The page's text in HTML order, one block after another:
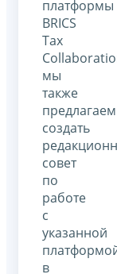
платформы
BRICS
Tax
мы
также
предлагаем
создать
совет
по
работе
с
указанной
в